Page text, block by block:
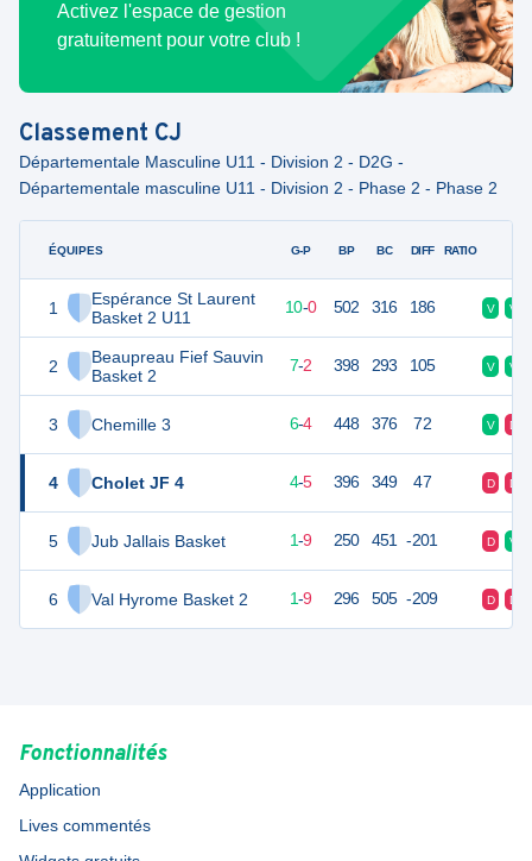
Activez l'espace de gestion
gratuitement pour votre club !
Classement CJ
Départementale Masculine U11 - Division 2 - D2G -
Départementale masculine U11 - Division 2 - Phase 2 - Phase 2
ÉQUIPES
1
Espérance St Laurent
Basket 2 U11
2
Beaupreau Fief Sauvin
Basket 2
3 Chemille 3
4 Cholet JF 4
5 Jub Jallais Basket
6 Val Hyrome Basket 2
G-P BP BC DIFF RATIO
20 10 10-0 502 316 186 V V
16 10 7-2 398 293 105 V V
6-4 448 376 72 V D
4-5 396 349 47 D D
11 1-9 250 451 -201 D V
11 10 1-9 296 505 -209 D D
Fonctionnalités
Application
Lives commentés